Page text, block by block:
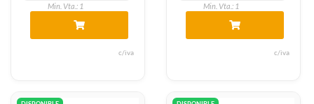
Min. Vta.: 1
c/iva
Min. Vta.: 1
c/iva